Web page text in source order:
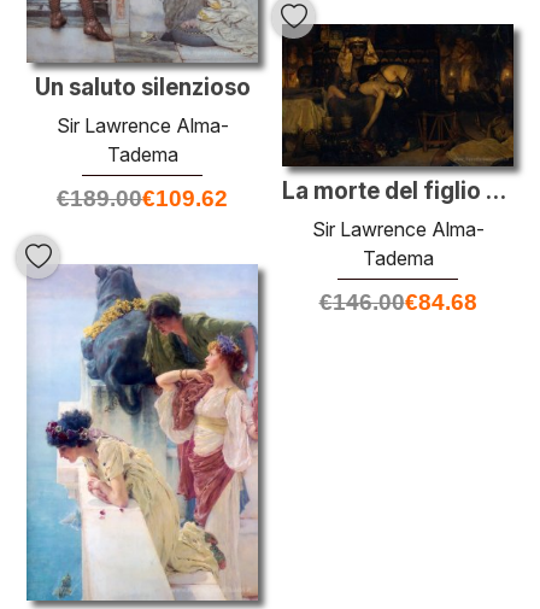
Un saluto silenzioso
Sir Lawrence Alma-
Tadema
€189.00€109.62 La morte del figlio primogenito Faraone
Sir Lawrence Alma-
Tadema
€146.00€84.68